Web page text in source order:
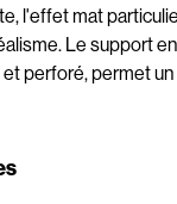
l'effet mat
Le support
perforé, permet